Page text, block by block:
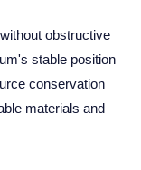
obstructive
stable position
conservation
materials and